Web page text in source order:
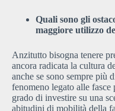
Quali sono gli
maggiore utilizzo
Anzitutto bisogna tenere
ancora radicata la cultura
anche se sono sempre più
fenomeno legato alle
grado di investire su una
abitudini di mobilità della